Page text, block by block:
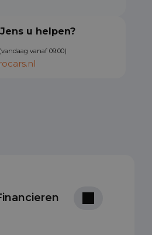
u helpen?
(vandaag vanaf 09:00)